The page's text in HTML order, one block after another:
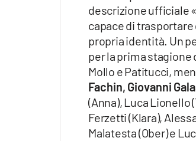
Vai
descrizione ufficiale
capace di
propria identità. Un
per la prima stagione
Mollo e Patitucci,
Fachin, Giovanni
(Anna), Luca Lionello
Ferzetti (Klara),
Malatesta (Ober) e